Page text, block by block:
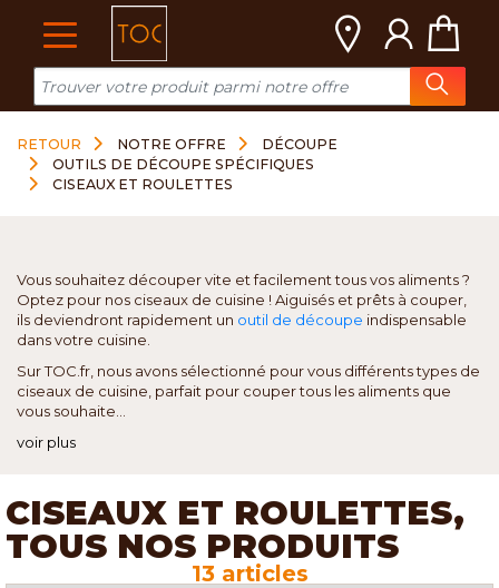
RETOUR NOTRE OFFRE
DÉCOUPE
OUTILS DE DÉCOUPE SPÉCIFIQUES
CISEAUX ET ROULETTES
Vous souhaitez découper vite et facilement tous vos aliments ?
Optez pour nos ciseaux de cuisine ! Aiguisés et prêts à couper,
ils deviendront rapidement un outil de découpe indispensable
dans votre cuisine.
Sur TOC.fr, nous avons sélectionné pour vous différents types de
ciseaux de cuisine, parfait pour couper tous les aliments que
vous souhaite...
voir plus
CISEAUX ET ROULETTES,
TOUS NOS PRODUITS
13 articles
Cookies management panel